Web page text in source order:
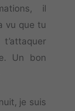
il
vu que tu
Un bon
je suis